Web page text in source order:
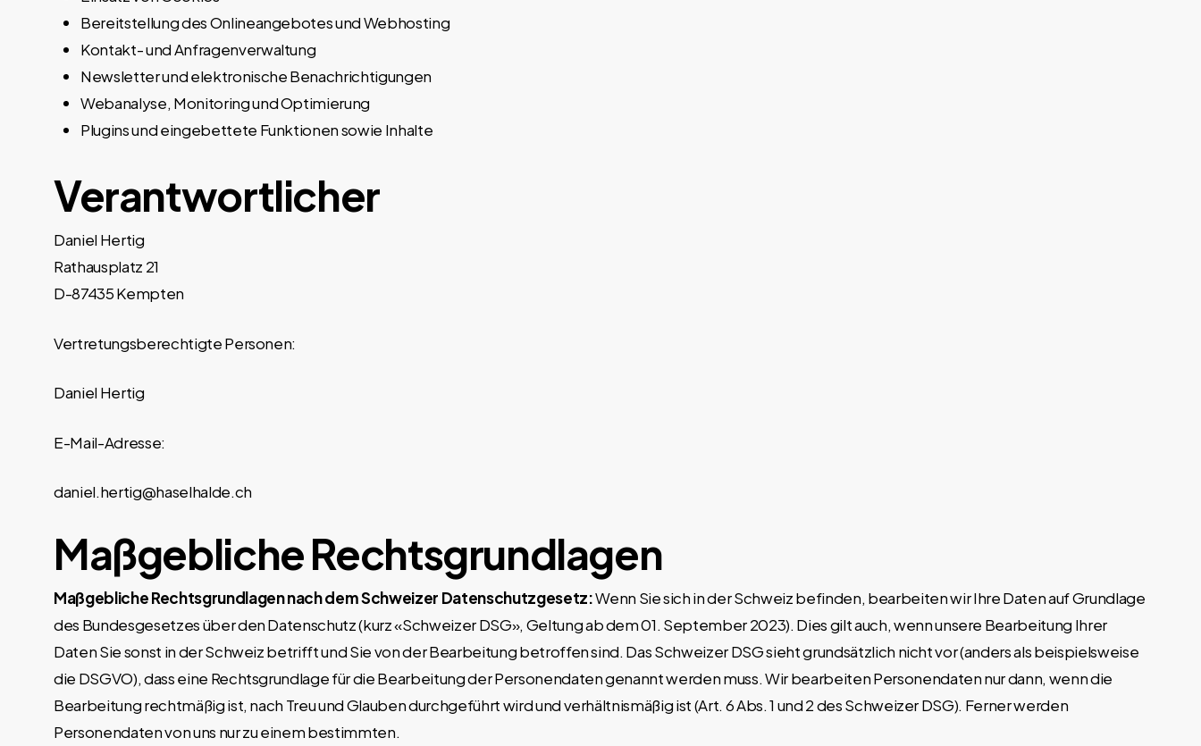
Bereitstellung des Onlineangebotes und Webhosting
Kontakt- und Anfragenverwaltung
Newsletter und elektronische Benachrichtigungen
Webanalyse, Monitoring und Optimierung
Plugins und eingebettete Funktionen sowie Inhalte
Verantwortlicher
Daniel Hertig
Rathausplatz 21
D-87435 Kempten
Vertretungsberechtigte Personen:
Daniel Hertig
E-Mail-Adresse:
daniel.hertig@haselhalde.ch
Maßgebliche Rechtsgrundlagen
Maßgebliche Rechtsgrundlagen nach dem Schweizer Datenschutzgesetz:Wenn Sie sich in der Schweiz befinden, bearbeiten wir Ihre Daten auf Grundlage
des Bundesgesetzes über den Datenschutz (kurz «Schweizer DSG», Geltung ab dem 01. September 2023). Dies gilt auch, wenn unsere Bearbeitung Ihrer
Daten Sie sonst in der Schweiz betrifft und Sie von der Bearbeitung betroffen sind. Das Schweizer DSG sieht grundsätzlich nicht vor (anders als beispielsweise
die DSGVO), dass eine Rechtsgrundlage für die Bearbeitung der Personendaten genannt werden muss. Wir bearbeiten Personendaten nur dann, wenn die
Bearbeitung rechtmäßig ist, nach Treu und Glauben durchgeführt wird und verhältnismäßig ist (Art. 6 Abs. 1 und 2 des Schweizer DSG). Ferner werden
Personendaten von uns nur zu einem bestimmten.